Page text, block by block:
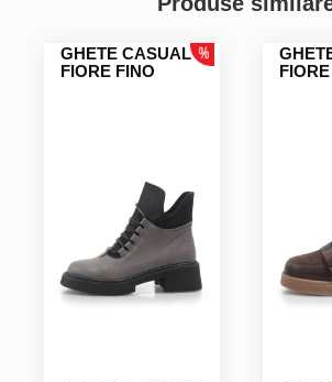
GHETE CASUAL
FIORE FINO